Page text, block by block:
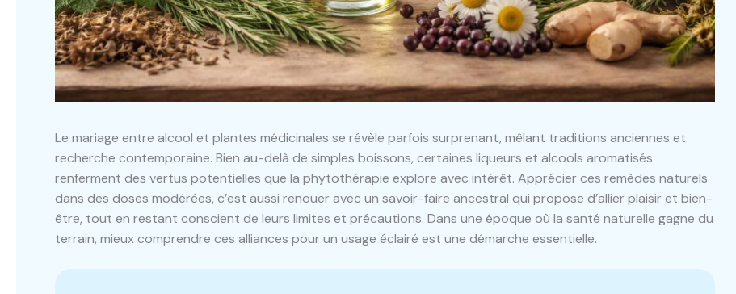
Le mariage entre alcool et plantes médicinales se révèle parfois surprenant, mêlant traditions anciennes et
recherche contemporaine. Bien au-delà de simples boissons, certaines liqueurs et alcools aromatisés
renferment des vertus potentielles que la phytothérapie explore avec intérêt. Apprécier ces remèdes naturels
dans des doses modérées, c’est aussi renouer avec un savoir-faire ancestral qui propose d’allier plaisir et bien-
être, tout en restant conscient de leurs limites et précautions. Dans une époque où la santé naturelle gagne du
terrain, mieux comprendre ces alliances pour un usage éclairé est une démarche essentielle.